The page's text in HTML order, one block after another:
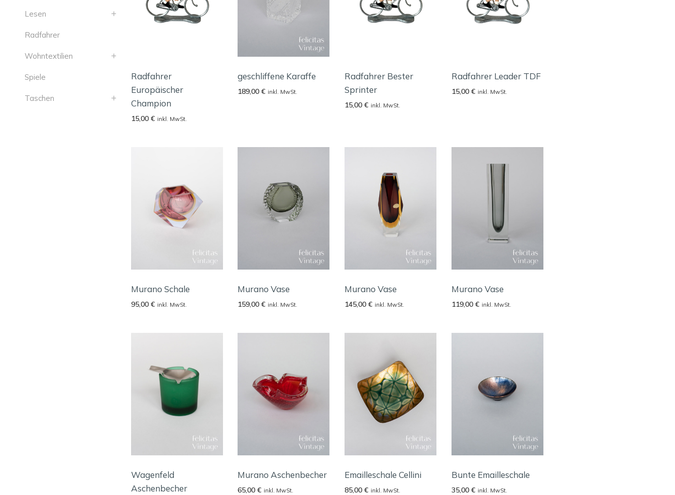
Radfahrer
Europäischer
Champion
15,00€ inkl. MwSt.
geschliffene Karaffe
189,00€ inkl. MwSt.
Radfahrer Bester
Sprinter
15,00€ inkl. MwSt.
Radfahrer Leader TDF
15,00€ inkl. MwSt.
Murano Schale
95,00€ inkl. MwSt.
Murano Vase
159,00€ inkl. MwSt.
Murano Vase
145,00€ inkl. MwSt.
Murano Vase
119,00€ inkl. MwSt.
Wagenfeld
Aschenbecher
Murano Aschenbecher
65,00€ inkl. MwSt.
Emailleschale Cellini
85,00€ inkl. MwSt.
Bunte Emailleschale
35,00€ inkl. MwSt.
Lesen
Radfahrer
Wohntextilien
Spiele
Taschen